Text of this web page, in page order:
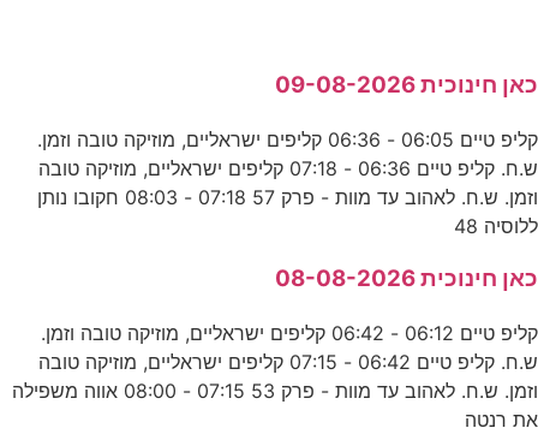
כאן חינוכית 09-08-2026
קליפ טיים 06:05 - 06:36 קליפים ישראליים, מוזיקה טובה וזמן.
ש.ח. קליפ טיים 06:36 - 07:18 קליפים ישראליים, מוזיקה טובה
וזמן. ש.ח. לאהוב עד מוות - פרק 57 07:18 - 08:03 חקובו נותן
ללוסיה 48
כאן חינוכית 08-08-2026
קליפ טיים 06:12 - 06:42 קליפים ישראליים, מוזיקה טובה וזמן.
ש.ח. קליפ טיים 06:42 - 07:15 קליפים ישראליים, מוזיקה טובה
וזמן. ש.ח. לאהוב עד מוות - פרק 53 07:15 - 08:00 אווה משפילה
את רנטה